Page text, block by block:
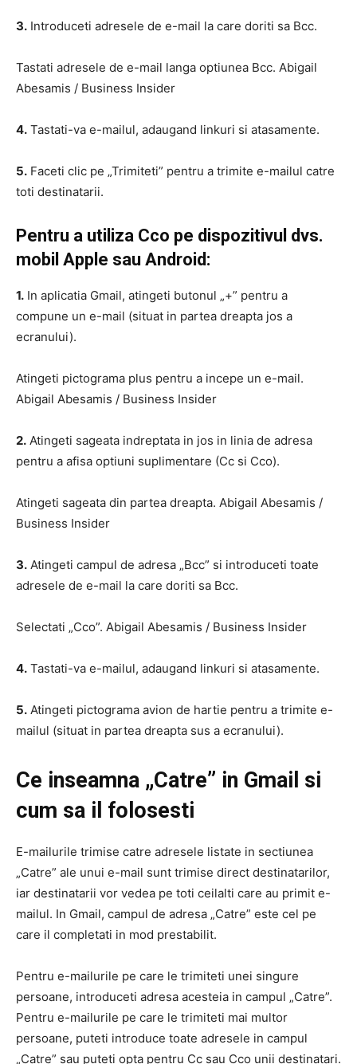
3. Introduceti adresele de e-mail la care doriti sa Bcc.
Tastati adresele de e-mail langa optiunea Bcc. Abigail
Abesamis / Business Insider
4. Tastati-va e-mailul, adaugand linkuri si atasamente.
5. Faceti clic pe „Trimiteti” pentru a trimite e-mailul catre
toti destinatarii.
Pentru a utiliza Cco pe dispozitivul dvs.
mobil Apple sau Android:
1. In aplicatia Gmail, atingeti butonul „+” pentru a
compune un e-mail (situat in partea dreapta jos a
ecranului).
Atingeti pictograma plus pentru a incepe un e-mail.
Abigail Abesamis / Business Insider
2. Atingeti sageata indreptata in jos in linia de adresa
pentru a afisa optiuni suplimentare (Cc si Cco).
Atingeti sageata din partea dreapta. Abigail Abesamis /
Business Insider
3. Atingeti campul de adresa „Bcc” si introduceti toate
adresele de e-mail la care doriti sa Bcc.
Selectati „Cco”. Abigail Abesamis / Business Insider
4. Tastati-va e-mailul, adaugand linkuri si atasamente.
5. Atingeti pictograma avion de hartie pentru a trimite e-
mailul (situat in partea dreapta sus a ecranului).
Ce inseamna „Catre” in Gmail si
cum sa il folosesti
E-mailurile trimise catre adresele listate in sectiunea
„Catre” ale unui e-mail sunt trimise direct destinatarilor,
iar destinatarii vor vedea pe toti ceilalti care au primit e-
mailul. In Gmail, campul de adresa „Catre” este cel pe
care il completati in mod prestabilit.
Pentru e-mailurile pe care le trimiteti unei singure
persoane, introduceti adresa acesteia in campul „Catre”.
Pentru e-mailurile pe care le trimiteti mai multor
persoane, puteti introduce toate adresele in campul
„Catre” sau puteti opta pentru Cc sau Cco unii destinatari.